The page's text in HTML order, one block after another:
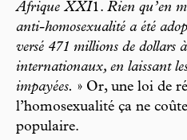
Afrique XXI1. Rien qu’en
anti-homosexualité a été
versé 471 millions de dollars à
internationaux, en laissant
impayées. » Or, une loi de
l’homosexualité ça ne
populaire.